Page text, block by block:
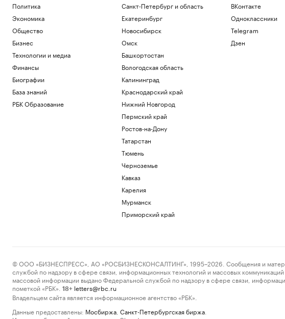
Политика
Экономика
Общество
Бизнес
Технологии и медиа
Финансы
Биографии
База знаний
РБК Образование
Санкт-Петербург и область
Екатеринбург
Новосибирск
Омск
Башкортостан
Вологодская область
Калининград
Краснодарский край
Нижний Новгород
Пермский край
Ростов-на-Дону
Татарстан
Тюмень
Черноземье
Кавказ
Карелия
Мурманск
Приморский край
ВКонтакте
Одноклассники
Telegram
Дзен
© ООО «БИЗНЕСПРЕСС», АО «РОСБИЗНЕСКОНСАЛТИНГ», 1995–2026. Сообщения и
службой по надзору в сфере связи, информационных технологий и массовых
массовой информации выдано Федеральной службой по надзору в сфере связи,
пометкой «РБК».
18+ letters@rbc.ru
Владельцем сайта является информационное агентство «РБК».
Данные предоставлены: Мосбиржа Санкт-Петербургская биржа